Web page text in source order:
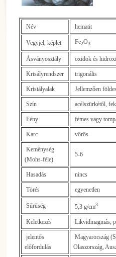
Név hematit
Vegyjel, képlet Fe2O3
Ásványosztály oxidok és
Krisályrendszer trigonális
Kristályalak Jellemzően
Szín acélszürkétől,
Fény fémes vagy
Karc vörös
Keménység
(Mohs-féle)
5-6
Hasadás nincs
Törés egyenetlen
Sűrűség 5,3 g/cm3
Keletkezés Likvidmagmás,
jelentős
előfordulás
Magyarország
Olaszország,